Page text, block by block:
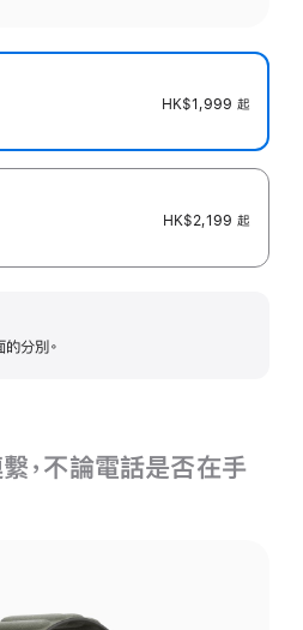
HK$1,999 起
HK$2,199 起
分別。
，不論電話是否在手